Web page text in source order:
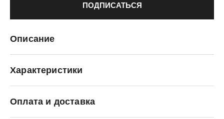
ПОДПИСАТЬСЯ
Описание
Характеристики
Оплата и доставка